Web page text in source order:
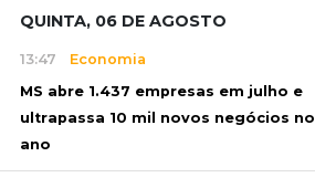
QUINTA, 06 DE AGOSTO
13:47 Economia
MS abre 1.437 empresas em julho e
ultrapassa 10 mil novos negócios no
ano